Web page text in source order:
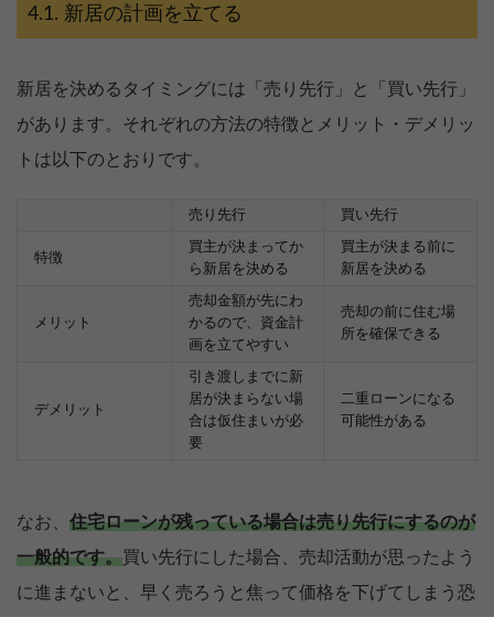
新居の計画を立てる
新居を決めるタイミングには「売り先行」と「買い先行」
があります。それぞれの方法の特徴とメリット・デメリッ
トは以下のとおりです。
売り先行 買い先行
特徴
買主が決まってか
ら新居を決める
買主が決まる前に
新居を決める
メリット
売却金額が先にわ
かるので、資金計
画を立てやすい
売却の前に住む場
所を確保できる
デメリット
引き渡しまでに新
居が決まらない場
合は仮住まいが必
要
二重ローンになる
可能性がある
なお、 住宅ローンが残っている場合は売り先行にするのが
一般的です。買い先行にした場合、売却活動が思ったよう
に進まないと、早く売ろうと焦って価格を下げてしまう恐